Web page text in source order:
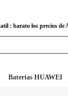
: barato los precios de
Baterías HUAWEI